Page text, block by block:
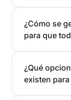
¿Cómo se
para que
¿Qué
existen